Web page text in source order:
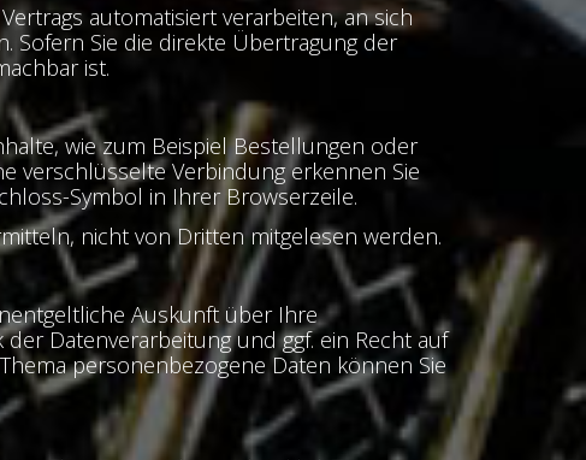
automatisiert verarbeiten, an sich
Sofern Sie die direkte Übertragung der
ist.
wie zum Beispiel Bestellungen oder
verschlüsselte Verbindung erkennen Sie
Symbol in Ihrer Browserzeile.
nicht von Dritten mitgelesen werden.
Auskunft über Ihre
Datenverarbeitung und ggf. ein Recht auf
personenbezogene Daten können Sie